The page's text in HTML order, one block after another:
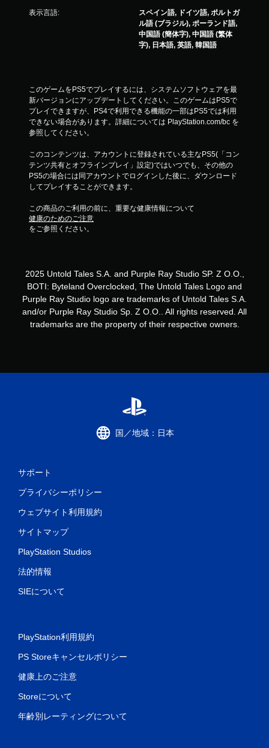
表示言語:
スペイン語, ドイツ語, ポルトガ
ル語 (ブラジル), ポーランド語,
中国語 (簡体字), 中国語 (繁体
字), 日本語, 英語, 韓国語
このゲームをPS5でプレイするには、システムソフトウェアを最
新バージョンにアップデートしてください。このゲームはPS5で
プレイできますが、PS4で利用できる機能の一部はPS5では利用
できない場合があります。詳細については PlayStation.com/bc を
参照してください。
このコンテンツは、アカウントに登録されている主なPS5(「コン
テンツ共有とオフラインプレイ」設定)ではいつでも、その他の
PS5の場合には同アカウントでログインした後に、ダウンロード
してプレイすることができます。
この商品のご利用の前に、重要な健康情報について
健康のためのご注意
をご参照ください。
2025 Untold Tales S.A. and Purple Ray Studio SP. Z O.O.,
BOTI: Byteland Overclocked, The Untold Tales Logo and
Purple Ray Studio logo are trademarks of Untold Tales S.A.
and/or Purple Ray Studio Sp. Z O.O.. All rights reserved. All
trademarks are the property of their respective owners.
国／地域：日本
サポート
プライバシーポリシー
ウェブサイト利用規約
サイトマップ
PlayStation Studios
法的情報
SIEについて
PlayStation利用規約
PS Storeキャンセルポリシー
健康上のご注意
Storeについて
年齢別レーティングについて